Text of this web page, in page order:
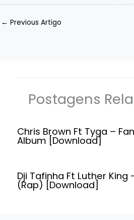
← Previous Artigo
Postagens
Chris Brown Ft Tyga –
Album [Download]
Dji Tafinha Ft Luther
(Rap) [Download]